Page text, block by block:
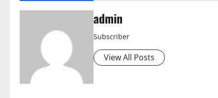
admin
Subscriber
View All Posts